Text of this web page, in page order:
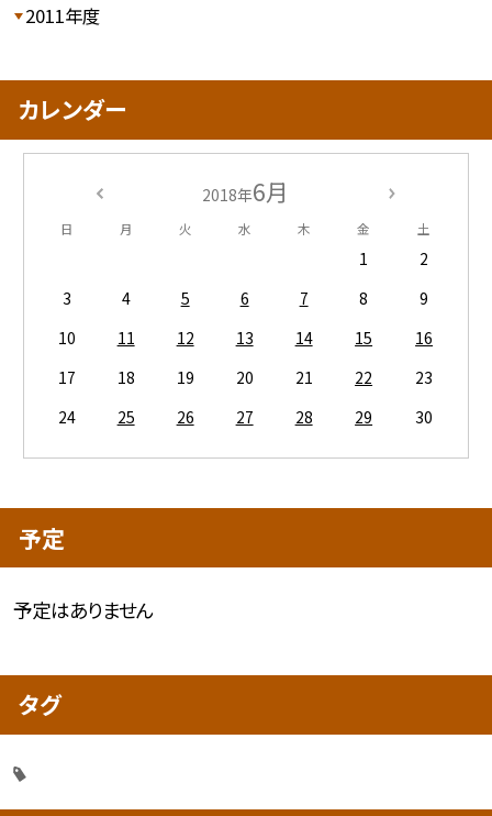
2011年度
カレンダー
2018年6月
日 月 火 水 木 金 土
1
2
3
4 5 6 7 8
9
10
11 12 13 14 15
16
17
18 19 20 21 22
23
24
25 26 27 28 29 30
予定
予定はありません
タグ